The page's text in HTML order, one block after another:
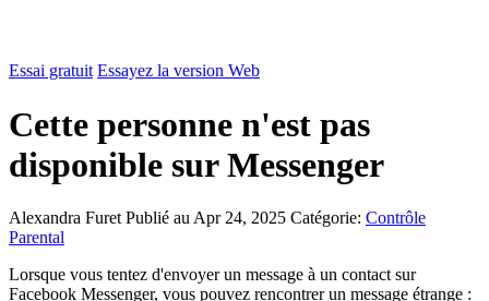
Essai gratuit Essayez la version Web
Cette personne n'est pas
disponible sur Messenger
Alexandra Furet Publié au Apr 24, 2025 Catégorie: Contrôle
Parental
Lorsque vous tentez d'envoyer un message à un contact sur
Facebook Messenger, vous pouvez rencontrer un message étrange :